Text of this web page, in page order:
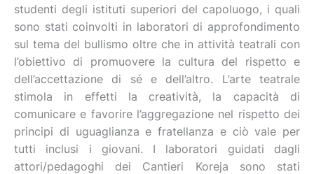
studenti degli istituti superiori del capoluogo, i quali
sono stati coinvolti in laboratori di approfondimento
sul tema del bullismo oltre che in attività teatrali con
l’obiettivo di promuovere la cultura del rispetto e
dell’accettazione di sé e dell’altro. L’arte teatrale
stimola in effetti la creatività, la capacità di
comunicare e favorire l’aggregazione nel rispetto dei
principi di uguaglianza e fratellanza e ciò vale per
tutti inclusi i giovani. I laboratori guidati dagli
attori/pedagoghi dei Cantieri Koreja sono stati